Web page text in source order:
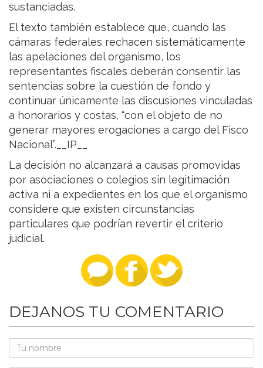
sustanciadas.
El texto también establece que, cuando las
cámaras federales rechacen sistemáticamente
las apelaciones del organismo, los
representantes fiscales deberán consentir las
sentencias sobre la cuestión de fondo y
continuar únicamente las discusiones vinculadas
a honorarios y costas, “con el objeto de no
generar mayores erogaciones a cargo del Fisco
Nacional”.__IP__
La decisión no alcanzará a causas promovidas
por asociaciones o colegios sin legitimación
activa ni a expedientes en los que el organismo
considere que existen circunstancias
particulares que podrían revertir el criterio
judicial.
DEJANOS TU COMENTARIO